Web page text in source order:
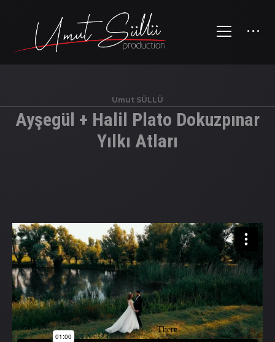
Umut SÜLLÜ
Ayşegül + Halil Plato Dokuzpınar
Yılkı Atları